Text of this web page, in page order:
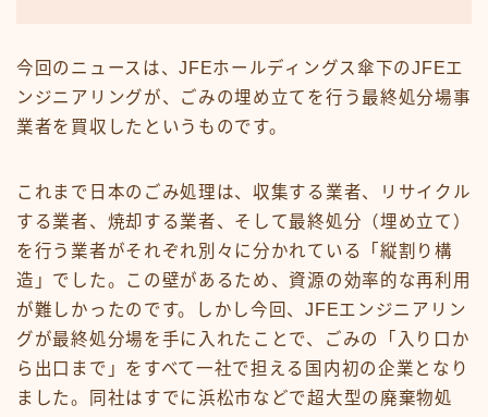
今回のニュースは、JFEホールディングス傘下のJFEエ
ンジニアリングが、ごみの埋め立てを行う最終処分場事
業者を買収したというものです。
これまで日本のごみ処理は、収集する業者、リサイクル
する業者、焼却する業者、そして最終処分（埋め立て）
を行う業者がそれぞれ別々に分かれている「縦割り構
造」でした。この壁があるため、資源の効率的な再利用
が難しかったのです。しかし今回、JFEエンジニアリン
グが最終処分場を手に入れたことで、ごみの「入り口か
ら出口まで」をすべて一社で担える国内初の企業となり
ました。同社はすでに浜松市などで超大型の廃棄物処